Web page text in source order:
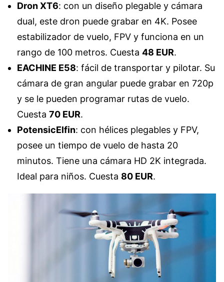
Dron XT6: con un diseño plegable y cámara
dual, este dron puede grabar en 4K. Posee
estabilizador de vuelo, FPV y funciona en un
rango de 100 metros. Cuesta 48 EUR.
EACHINE E58: fácil de transportar y pilotar. Su
cámara de gran angular puede grabar en 720p
y se le pueden programar rutas de vuelo.
Cuesta 70 EUR.
PotensicElfin: con hélices plegables y FPV,
posee un tiempo de vuelo de hasta 20
minutos. Tiene una cámara HD 2K integrada.
Ideal para niños. Cuesta 80 EUR.